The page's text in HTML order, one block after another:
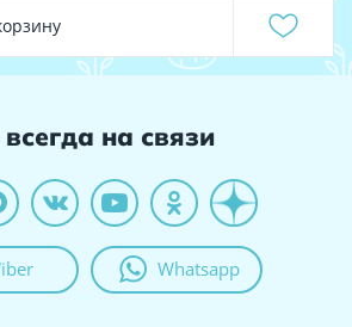
на связи
Whatsapp